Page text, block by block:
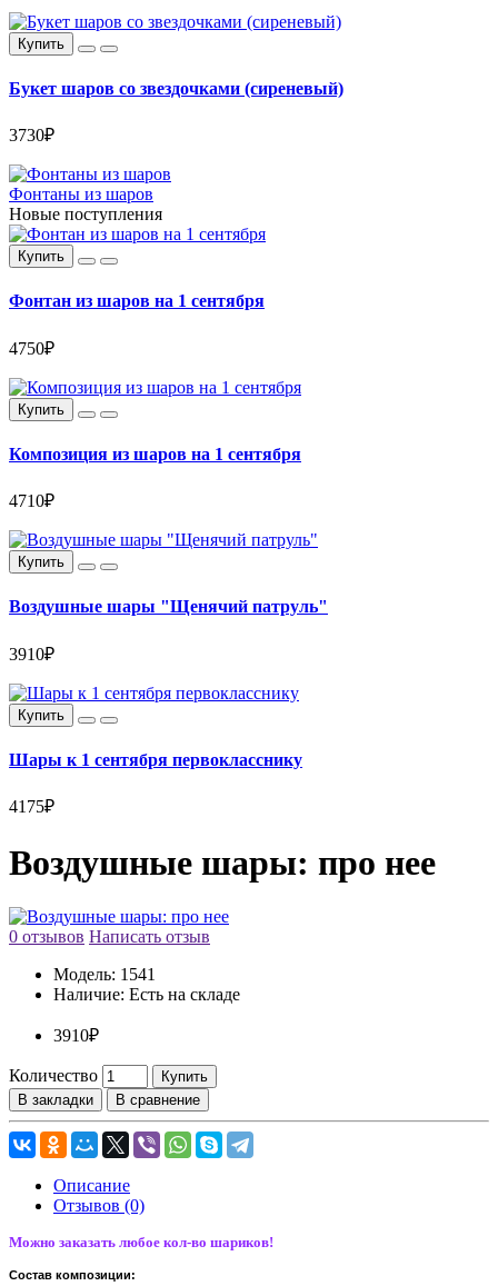
Купить
Букет шаров со звездочками (сиреневый)
3730₽
Фонтаны из шаров
Новые поступления
Купить
Фонтан из шаров на 1 сентября
4750₽
Купить
Композиция из шаров на 1 сентября
4710₽
Купить
Воздушные шары "Щенячий патруль"
3910₽
Купить
Шары к 1 сентября первокласснику
4175₽
Воздушные шары: про нее
0 отзывов Написать отзыв
Модель: 1541
Наличие: Есть на складе
3910₽
Количество
Купить
В закладки
В сравнение
Описание
Отзывов (0)
Можно заказать любое кол-во шариков!
Состав композиции: